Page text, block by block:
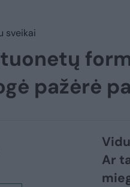
sveikai
pažėrė
Ar